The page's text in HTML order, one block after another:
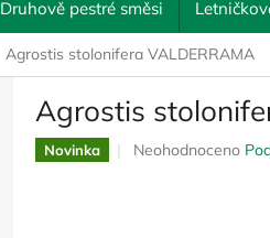
Druhově pestré směsi
Agrostis stolonifera VALDERRAMA
Agrostis
Novinka
Průměrné
Neohodnoceno